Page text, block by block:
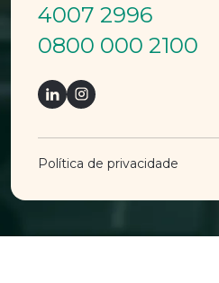
4007 2996
0800 000 2100
Política de privacidade